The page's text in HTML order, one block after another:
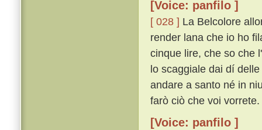
[Voice: panfilo ]
[ 028 ] La Belcolore
render lana che io ho
cinque lire, che so che
lo scaggiale dai dí
andare a santo né in
farò ciò che voi vorrete.
[Voice: panfilo ]